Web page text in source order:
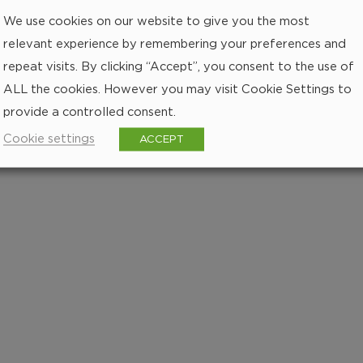
We use cookies on our website to give you the most
relevant experience by remembering your preferences and
repeat visits. By clicking “Accept”, you consent to the use of
ALL the cookies. However you may visit Cookie Settings to
provide a controlled consent.
Cookie settings ACCEPT